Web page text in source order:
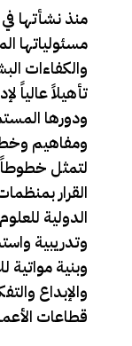
مسئولياتها
والكفاءات
تأهيلاً عالياً
ودورها
ومفاهيم
لتمثل خطوطاً
القرار
الدولية
وتدريبية
وبنية مواتية
والإبداع
قطاعات